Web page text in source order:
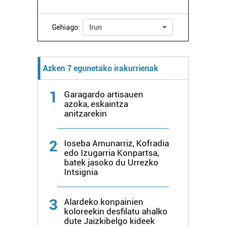
interes komertzial legitimoetan babesten dira. Ikusi gure
bazkideen zerrenda, beren ustez zein helburutarako
dezakezun ikusteko.
Lortu zure datu pertsonalak prozesatzeko moduari
buruzko informazio gehiago eta ezarri zure lehentasunak
datuen atalean. Edozein unetan alda edo ken dezakezu
zure baimena Cookieen adierazpenean.
Webgune honek cookie propioak eta hirugarrenen cookie-
fitxategiak erabiltzen ditu. Zure esperientzia eta
zerbitzuak hobetzeko asmoz, cookie teknologiaz
baliatzen gara. Ohar hau onartuz gero, teknologia hori
Gehiago: Irun
Azken 7 egunetako irakurrienak
1
Garagardo artisauen
azoka, eskaintza
anitzarekin
2
Ioseba Amunarriz, Kofradia
edo Izugarria Konpartsa,
batek jasoko du Urrezko
Intsignia
3
Alardeko konpainien
koloreekin desfilatu ahalko
dute Jaizkibelgo kideek